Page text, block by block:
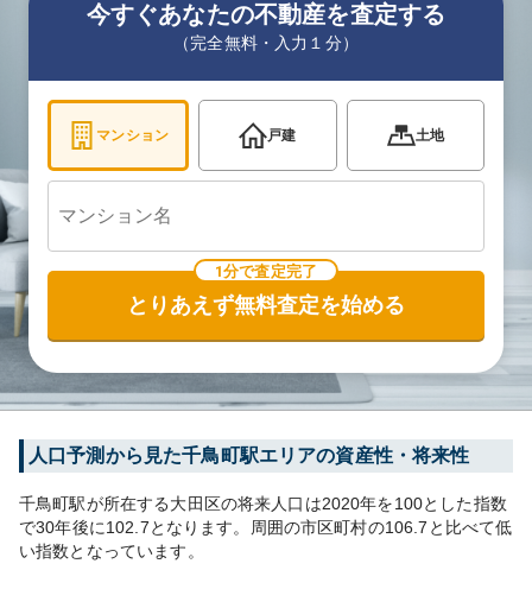
今すぐあなたの不動産を査定する
（完全無料・入力１分）
マンション 戸建 土地
1分で査定完了
とりあえず無料査定を始める
人口予測から見た千鳥町駅エリアの資産性・将来性
千鳥町駅が所在する大田区の将来人口は2020年を100とした指数
で30年後に102.7となります。 周囲の市区町村の106.7 と比べて低
い指数となっています。